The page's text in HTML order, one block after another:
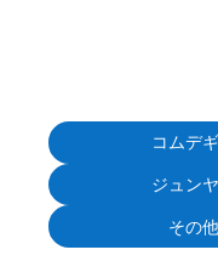
コムデ
ジュン
その